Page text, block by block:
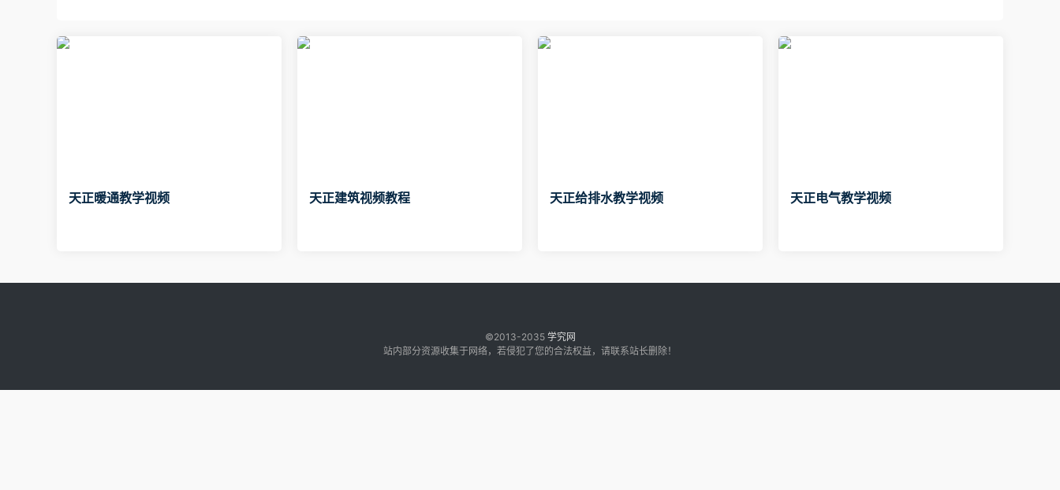
天正暖通教学视频 天正建筑视频教程 天正给排水教学视频 天正电气教学视频
©2013-2035 学究网
站内部分资源收集于网络，若侵犯了您的合法权益，请联系站长删除！